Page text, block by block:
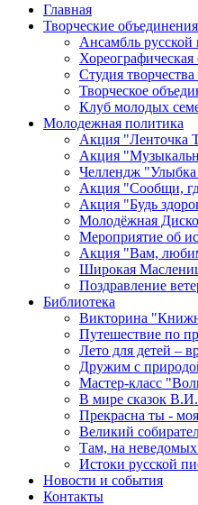
Главная
Творческие объединения
Ансамбль
Студия
Творческое
Клуб молодых
Молодежная политика
Акция "Ленточка
Акция
Челлендж "Улыбка
Акция "Сообщи,
Акция "Будь
Молодёжная
Мероприятие об
Акция "Вам,
Широкая
Поздравление
Библиотека
Викторина
Путешествие по
Лето для детей –
Дружим с
Мастер-класс
В мире сказок
Прекрасна ты -
Великий
Там, на
Истоки русской
Новости и события
Контакты